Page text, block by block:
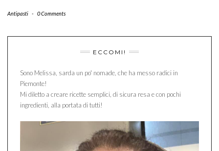
Antipasti - 0 Comments
ECCOMI!
Sono Melissa, sarda un po' nomade, che ha messo radici in
Piemonte!
Mi diletto a creare ricette semplici, di sicura resa e con pochi
ingredienti, alla portata di tutti!